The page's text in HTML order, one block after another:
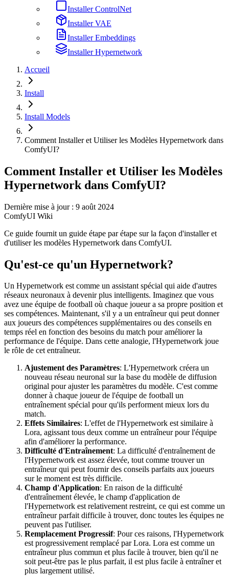
Installer ControlNet
Installer VAE
Installer Embeddings
Installer Hypernetwork
Accueil
Install
Install Models
Comment Installer et Utiliser les Modèles Hypernetwork dans
ComfyUI?
Comment Installer et Utiliser les Modèles
Hypernetwork dans ComfyUI?
Dernière mise à jour : 9 août 2024
ComfyUI Wiki
Ce guide fournit un guide étape par étape sur la façon d'installer et
d'utiliser les modèles Hypernetwork dans ComfyUI.
Qu'est-ce qu'un Hypernetwork?
Un Hypernetwork est comme un assistant spécial qui aide d'autres
réseaux neuronaux à devenir plus intelligents. Imaginez que vous
avez une équipe de football où chaque joueur a sa propre position et
ses compétences. Maintenant, s'il y a un entraîneur qui peut donner
aux joueurs des compétences supplémentaires ou des conseils en
temps réel en fonction des besoins du match pour améliorer la
performance de l'équipe. Dans cette analogie, l'Hypernetwork joue
le rôle de cet entraîneur.
Ajustement des Paramètres: L'Hypernetwork créera un
nouveau réseau neuronal sur la base du modèle de diffusion
original pour ajuster les paramètres du modèle. C'est comme
donner à chaque joueur de l'équipe de football un
entraînement spécial pour qu'ils performent mieux lors du
match.
Effets Similaires: L'effet de l'Hypernetwork est similaire à
Lora, agissant tous deux comme un entraîneur pour l'équipe
afin d'améliorer la performance.
Difficulté d'Entraînement: La difficulté d'entraînement de
l'Hypernetwork est assez élevée, tout comme trouver un
entraîneur qui peut fournir des conseils parfaits aux joueurs
sur le moment est très difficile.
Champ d'Application: En raison de la difficulté
d'entraînement élevée, le champ d'application de
l'Hypernetwork est relativement restreint, ce qui est comme un
entraîneur parfait difficile à trouver, donc toutes les équipes ne
peuvent pas l'utiliser.
Remplacement Progressif: Pour ces raisons, l'Hypernetwork
est progressivement remplacé par Lora. Lora est comme un
entraîneur plus commun et plus facile à trouver, bien qu'il ne
soit peut-être pas le plus parfait, il est plus facile à entraîner et
plus largement utilisé.